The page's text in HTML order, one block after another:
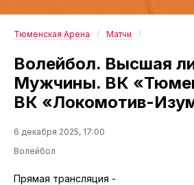
Тюменская Арена Матчи
Волейбол. Высшая
Мужчины. ВК
ВК «Локомотив-
6 декабря 2025, 17:00
Волейбол
Прямая трансляция -